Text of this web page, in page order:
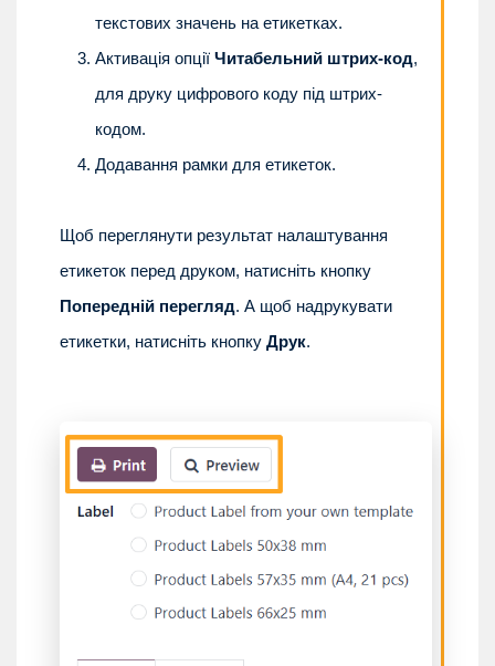
текстових значень на етикетках.
Активація опції Читабельний штрих-код,
для друку цифрового коду під штрих-
кодом.
Додавання рамки для етикеток.
Щоб переглянути результат налаштування
етикеток перед друком, натисніть кнопку
Попередній перегляд. А щоб надрукувати
етикетки, натисніть кнопку Друк.